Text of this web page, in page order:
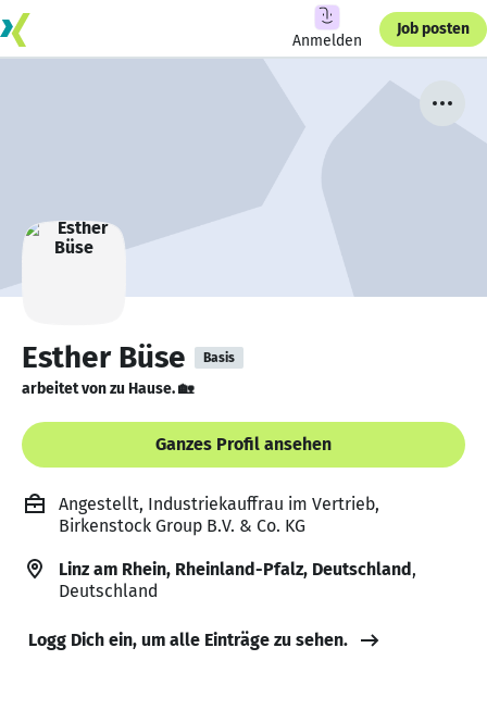
Anmelden
Job posten
Esther Büse Basis
arbeitet von zu Hause. 🏡
Ganzes Profil ansehen
Angestellt, Industriekauffrau im Vertrieb,
Birkenstock Group B.V. & Co. KG
Linz am Rhein, Rheinland-Pfalz, Deutschland,
Deutschland
Logg Dich ein, um alle Einträge zu sehen.